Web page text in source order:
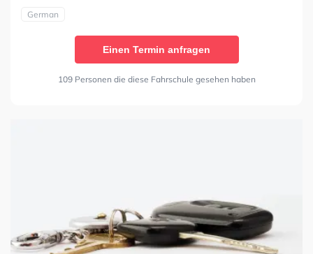
German
Einen Termin anfragen
109 Personen die diese Fahrschule gesehen haben